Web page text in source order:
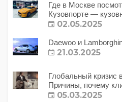
Где в Москве
Кузовпорте —
02.05.2025
Daewoo и
21.03.2025
Глобальный кризис
Причины, почему
с этим делать?
05.03.2025